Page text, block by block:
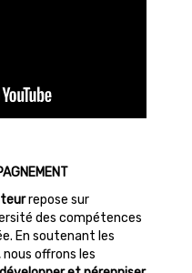
repose sur
des compétences
En soutenant les
offrons les